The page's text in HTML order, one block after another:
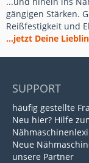
gängigen Stärken.
Reißfestigkeit und
...jetzt Deine
SUPPORT
häufig gestellte
Neu hier? Hilfe
Neue
unsere Partner